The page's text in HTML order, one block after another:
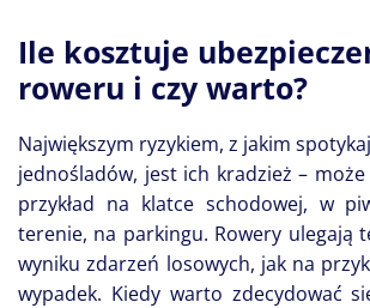
Ile kosztuje
roweru i czy warto?
Największym ryzykiem, z jakim
jednośladów, jest ich kradzież –
przykład na klatce schodowej, w
terenie, na parkingu. Rowery ulegają
wyniku zdarzeń losowych, jak na
wypadek. Kiedy warto zdecydować